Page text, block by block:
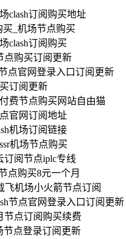
clash订阅购买地址
买_机场节点购买
clash订阅购买
点购买订阅更新
点官网登录入口订阅更新
订阅更新
费节点购买网站自由猫
官网订阅地址
机场订阅链接
机场节点购买
订阅节点iplc专线
点购买8元一个月
飞机场小火箭节点订阅
节点官网登录入口订阅更新
节点订阅购买续费
节点登录订阅更新